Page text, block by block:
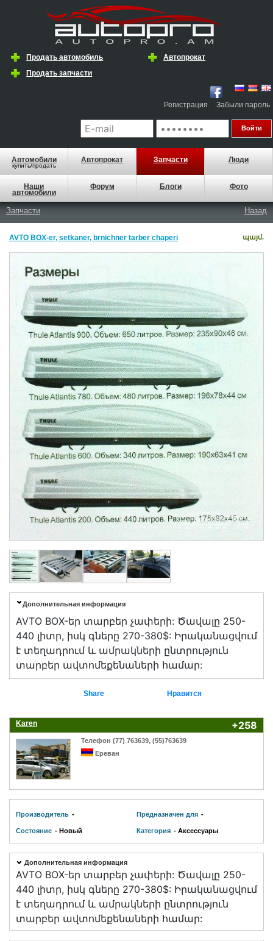
Продать автомобиль
Автопрокат
Продать запчасти
Регистрация Забыли пароль
Автомобили
купить/продать
Автопрокат Запчасти Люди
Наши
автомобили
Форум Блоги Фото
Запчасти Назад
AVTO BOX-er, setkaner, brnichner tarber chaperi պայմ.
Дополнительная информация
AVTO BOX-եր տարբեր չափերի: Ծավալը 250-
440 լիտր, իսկ գները 270-380$: Իրականացվում
է տեղադրում և ամրակների ընտրություն
տարբեր ավտոմեքենաների համար:
Share Нравится
Karen +258
Телефон (77) 763639, (55)763639
Ереван
Производитель - Предназначен для -
Состояние - Новый Категория - Аксессуары
Дополнительная информация
AVTO BOX-եր տարբեր չափերի: Ծավալը 250-
440 լիտր, իսկ գները 270-380$: Իրականացվում
է տեղադրում և ամրակների ընտրություն
տարբեր ավտոմեքենաների համար: